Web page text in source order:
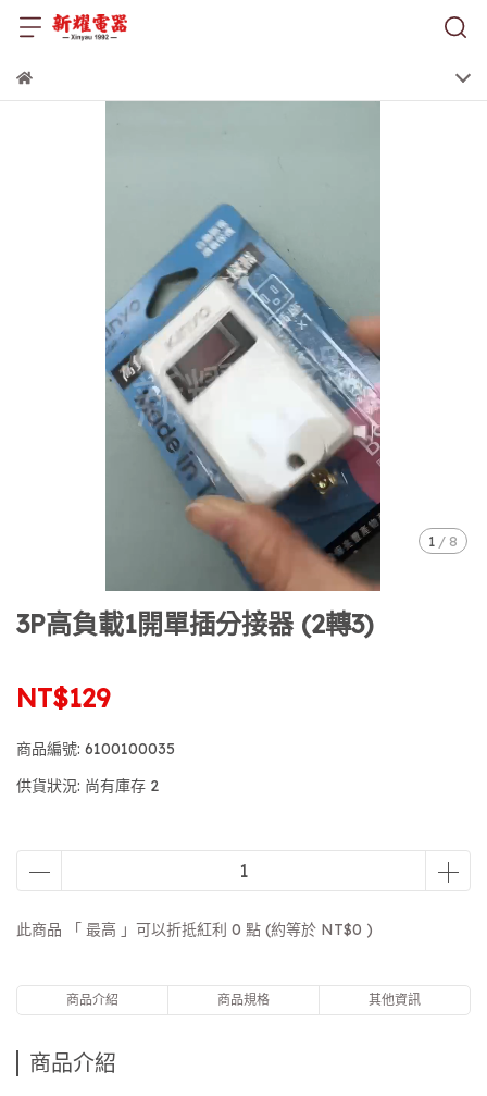
1 / 8
3P高負載1開單插分接器 (2轉3)
NT$129
商品編號: 6100100035
供貨狀況: 尚有庫存 2
此商品 「 最高 」可以折抵紅利 0 點 (約等於 NT$0 )
商品介紹 商品規格 其他資訊
商品介紹